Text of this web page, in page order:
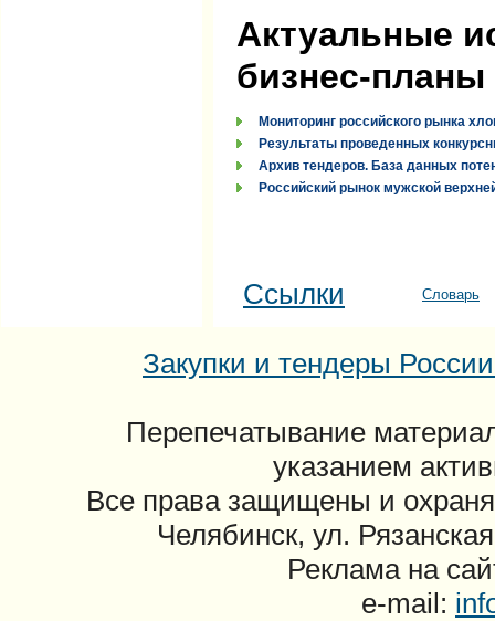
Актуальные
бизнес-планы
Мониторинг российского рынка
Результаты проведенных
Архив тендеров. База данных
Российский рынок мужской
Ссылки Словарь
Закупки и тендеры
Перепечатывание
указанием
Все права защищены и
Челябинск, ул.
Реклама на
e-mail: